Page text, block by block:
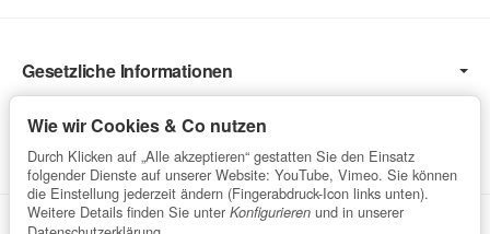
Gesetzliche Informationen
Service
Vertrag widerrufen
Wie wir Cookies & Co nutzen
Durch Klicken auf „Alle akzeptieren“ gestatten Sie den Einsatz
folgender Dienste auf unserer Website: YouTube, Vimeo. Sie können
die Einstellung jederzeit ändern (Fingerabdruck-Icon links unten).
Weitere Details finden Sie unter Konfigurieren und in unserer